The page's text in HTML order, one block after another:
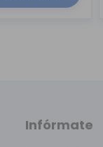
Infórmate